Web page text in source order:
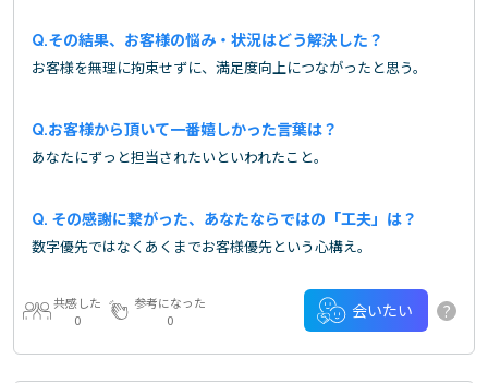
その結果、お客様の悩み・状況はどう解決した？
お客様を無理に拘束せずに、満足度向上につながったと思う。
お客様から頂いて一番嬉しかった言葉は？
あなたにずっと担当されたいといわれたこと。
その感謝に繋がった、あなたならではの「工夫」は？
数字優先ではなくあくまでお客様優先という心構え。
共感した
0
参考になった
0
会いたい ?